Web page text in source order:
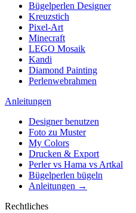
Bügelperlen Designer
Kreuzstich
Pixel-Art
Minecraft
LEGO Mosaik
Kandi
Diamond Painting
Perlenwebrahmen
Anleitungen
Designer benutzen
Foto zu Muster
My Colors
Drucken & Export
Perler vs Hama vs Artkal
Bügelperlen bügeln
Anleitungen →
Rechtliches